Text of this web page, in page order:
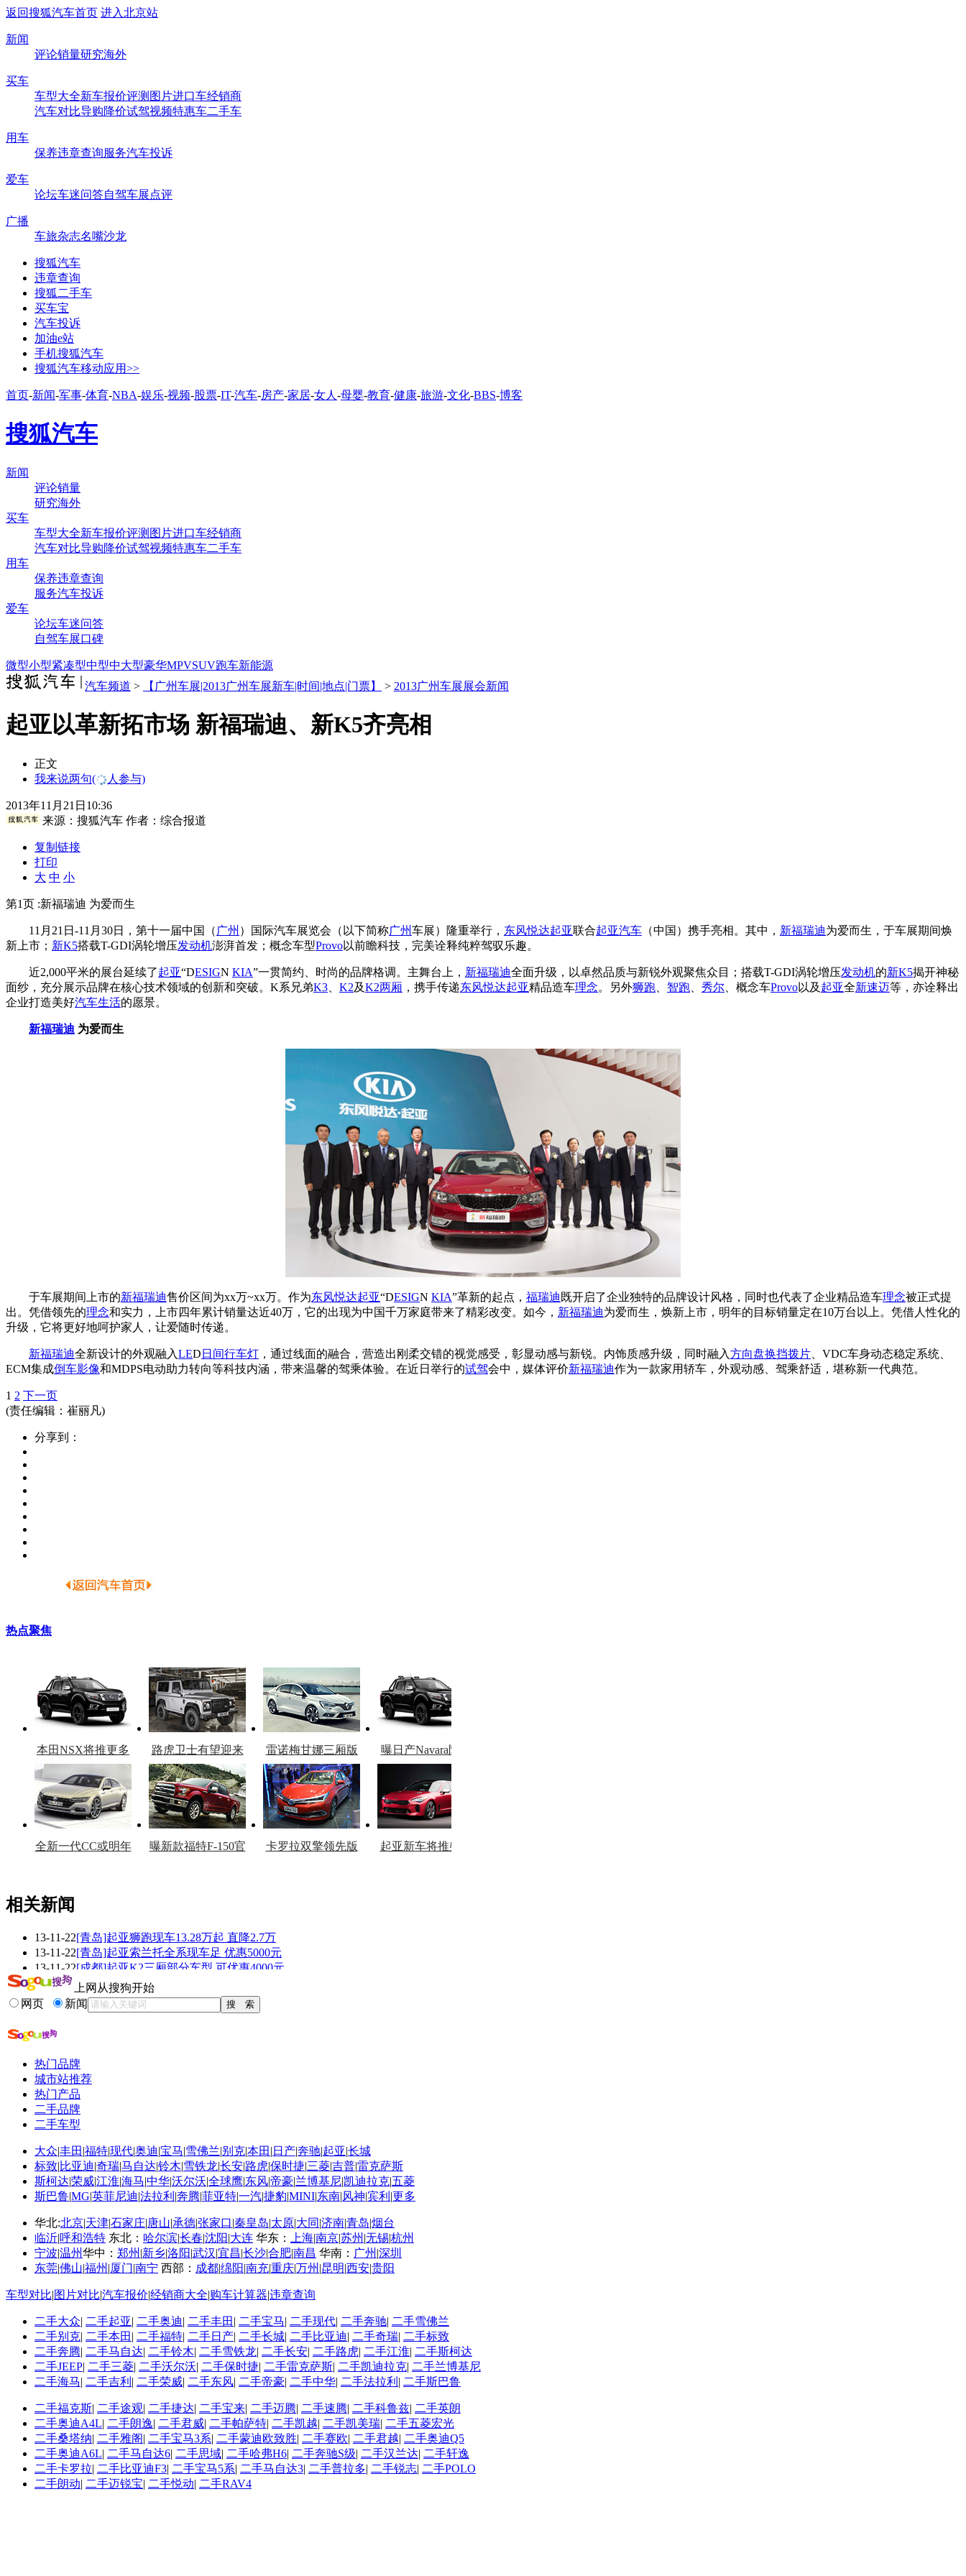
返回搜狐汽车首页 进入北京站
新闻
评论销量研究海外
买车
车型大全新车报价评测 图片进口车经销商
汽车对比导购降价试驾视频特惠车二手车
用车
保养违章查询服务汽车投诉
爱车
论坛车迷问答自驾车展点评
广播
车旅杂志名嘴沙龙
搜狐汽车
违章查询
搜狐二手车
买车宝
汽车投诉
加油e站
手机搜狐汽车
搜狐汽车移动应用>>
首页-新闻-军事-体育-NBA-娱乐-视频-股票-IT-汽车-房产-家居-女人 -母婴-教育-健康-旅游-文化-BBS-博客
搜狐汽车
新闻
评论销量
研究海外
买车
车型大全新车报价评测 图片进口车经销商
汽车对比导购降价试驾视频特惠车二手车
用车
保养违章查询
服务汽车投诉
爱车
论坛车迷问答
自驾车展口碑
微型小型紧凑型中型中大型豪华MPVSUV跑车新能源
汽车频道 > 【广州车展|2013广州车展新车|时间|地点|门票】 > 2013广州车展展会新闻
起亚以革新拓市场 新福瑞迪、新K5齐亮相
正文
我来说两句( 人参与)
2013年11月21日10:36
来源： 搜狐汽车作者：综合报道
复制链接
打印
大 中 小
第1页 :新福瑞迪 为爱而生
11月21日-11月30日，第十一届中国（ 广州 ）国际汽车展览会（以下简称广州车展）隆重举行， 东风悦达起亚联合起亚汽车 （中国）携手亮相。其中， 新福瑞迪为爱而生，于车展期间焕
新上市； 新K5搭载T-GDI涡轮增压发动机澎湃首发；概念车型Provo以前瞻科技，完美诠释纯粹驾驭乐趣。
近2,000平米的展台延续了起亚“DESIGN KIA”一贯简约、时尚的品牌格调。主舞台上， 新福瑞迪全面升级，以卓然品质与新锐外观聚焦众目；搭载T-GDI涡轮增压发动机的新K5揭开神秘
面纱，充分展示品牌在核心技术领域的创新和突破。K系兄弟K3 K2及K2两厢 ，携手传递东风悦达起亚精品造车理念。另外狮跑 智跑 秀尔 、概念车Provo以及 起亚全新速迈等，亦诠释出
企业打造美好汽车生活的愿景。
新福瑞迪 为爱而生
于车展期间上市的新福瑞迪售价区间为xx万~xx万。作为东风悦达起亚“DESIGN KIA”革新的起点， 福瑞迪 既开启了企业独特的品牌设计风格，同时也代表了企业精品造车理念被正式提
出。凭借领先的理念和实力，上市四年累计销量达近40万，它的出现为中国千万家庭带来了精彩改变。如今， 新福瑞迪为爱而生，焕新上市，明年的目标销量定在10万台以上。凭借人性化的
升级，它将更好地呵护家人，让爱随时传递。
新福瑞迪全新设计的外观融入LED 日间行车灯 ，通过线面的融合，营造出刚柔交错的视觉感受，彰显动感与新锐。内饰质感升级，同时融入方向盘换挡拨片 、VDC车身动态稳定系统、
ECM集成倒车影像和MDPS电动助力转向等科技内涵，带来温馨的驾乘体验。在近日举行的试驾会中，媒体评价新福瑞迪作为一款家用轿车，外观动感、驾乘舒适，堪称新一代典范。
1 2 下一页
(责任编辑：崔丽凡)
分享到：
热点聚焦
本田NSX将推更多
车型
路虎卫士有望迎来
复产
雷诺梅甘娜三厢版
官图
曝日产Navara限量
全新一代CC或明年
曝新款福特F-150官
卡罗拉双擎领先版
起亚新车将推柴油
看赛车宝贝争奇斗
艳
车模美腿爆乳无惧
走光
相关新闻
13-11-22[青岛]起亚狮跑现车13.28万起 直降2.7万
13-11-22[青岛]起亚索兰托全系现车足 优惠5000元
13-11-22[成都]起亚K2三厢部分车型 可优惠4000元
13-11-22 起亚K3最高优惠8000元 最低仅售9.68万元
13-11-22深圳起亚K2优惠综合达7千:全系降价特卖
13-11-22[保定]起亚福瑞迪优惠1.38万元 现车销售
更多关于起亚 革新
相关推荐
悦达起亚福瑞迪缺点
起亚k5和索纳塔8...
悦达起亚k5真实报价
福瑞迪2014报价
k5什么级别
上网从搜狗开始
网页
新闻
热门品牌
城市站推荐
热门产品
二手品牌
二手车型
大众|丰田 |福特|现代|奥迪|宝马|雪佛兰|别克|本田 | 日产|奔驰|起亚|长城
标致|比亚迪|奇瑞|马自达|铃木|雪铁龙|长安|路虎|保时捷|三菱|吉普|雷克萨斯
斯柯达|荣威|江淮|海马|中华|沃尔沃|全球鹰|东风|帝豪|兰博基尼|凯迪拉克|五菱
斯巴鲁|MG|英菲尼迪|法拉利 |奔腾|菲亚特|一汽|捷豹|MINI|东南|风神|宾利 |更多
华北:北京|天津|石家庄|唐山|承德|张家口|秦皇岛|太原|大同 |济南|青岛|烟台
临沂|呼和浩特 东北： 哈尔滨|长春|沈阳|大连 华东： 上海|南京|苏州 |无锡|杭州
宁波|温州华中： 郑州 |新乡|洛阳|武汉|宜昌|长沙|合肥|南昌 华南： 广州 |深圳
东莞|佛山|福州 |厦门|南宁 西部： 成都|绵阳|南充|重庆|万州 |昆明|西安|贵阳
车型对比|图片对比|汽车报价|经销商大全|购车计算器|违章查询
二手大众| 二手起亚| 二手奥迪| 二手丰田 | 二手宝马| 二手现代| 二手奔驰| 二手雪佛兰
二手别克| 二手本田 | 二手福特| 二手日产| 二手长城| 二手比亚迪| 二手奇瑞| 二手标致
二手奔腾| 二手马自达| 二手铃木| 二手雪铁龙| 二手长安| 二手路虎| 二手江淮| 二手斯柯达
二手JEEP| 二手三菱| 二手沃尔沃| 二手保时捷| 二手雷克萨斯| 二手凯迪拉克| 二手兰博基尼
二手海马| 二手吉利 | 二手荣威| 二手东风| 二手帝豪| 二手中华| 二手法拉利 | 二手斯巴鲁
二手福克斯| 二手途观| 二手捷达| 二手宝来| 二手迈腾| 二手速腾| 二手科鲁兹| 二手英朗
二手奥迪A4L| 二手朗逸| 二手君威| 二手帕萨特| 二手凯越| 二手凯美瑞| 二手五菱宏光
二手桑塔纳| 二手雅阁| 二手宝马3系| 二手蒙迪欧致胜| 二手赛欧| 二手君越| 二手奥迪Q5
二手奥迪A6L| 二手马自达6| 二手思域| 二手哈弗H6| 二手奔驰S级| 二手汉兰达| 二手轩逸
二手卡罗拉| 二手比亚迪F3| 二手宝马5系| 二手马自达3| 二手普拉多| 二手锐志| 二手POLO
二手朗动| 二手迈锐宝| 二手悦动| 二手RAV4